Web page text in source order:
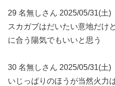
29 名無しさん 2025/05/31(土)
スカガブはだいたい意地だけ
に合う陽気でもいいと思う
30 名無しさん 2025/05/31(土)
いじっぱりのほうが当然火力